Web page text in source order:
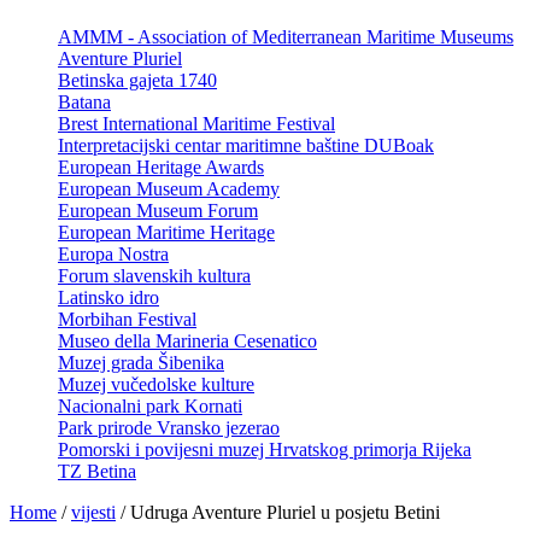
AMMM - Association of Mediterranean Maritime Museums
Aventure Pluriel
Betinska gajeta 1740
Batana
Brest International Maritime Festival
Interpretacijski centar maritimne baštine DUBoak
European Heritage Awards
European Museum Academy
European Museum Forum
European Maritime Heritage
Europa Nostra
Forum slavenskih kultura
Latinsko idro
Morbihan Festival
Museo della Marineria Cesenatico
Muzej grada Šibenika
Muzej vučedolske kulture
Nacionalni park Kornati
Park prirode Vransko jezerao
Pomorski i povijesni muzej Hrvatskog primorja Rijeka
TZ Betina
Home /vijesti /Udruga Aventure Pluriel u posjetu Betini